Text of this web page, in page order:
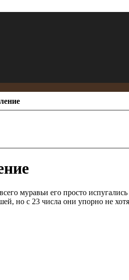
муравьи его просто
но с 23 числа они упорно не